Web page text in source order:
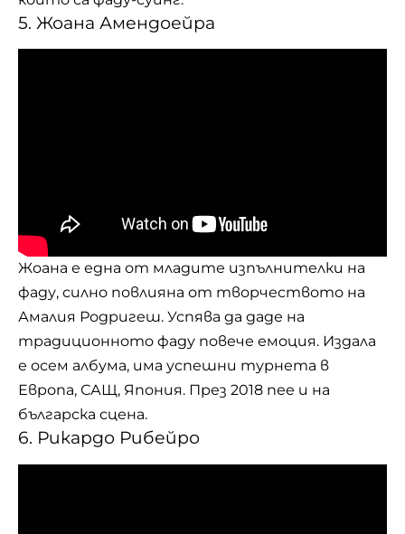
5. Жоана Амендоейра
Жоана е една от младите изпълнителки на
фаду, силно повлияна от творчеството на
Амалия Родригеш. Успява да даде на
традиционното фаду повече емоция. Издала
е осем албума, има успешни турнета в
Европа, САЩ, Япония. През 2018 пее и на
българска сцена.
6. Рикардо Рибейро